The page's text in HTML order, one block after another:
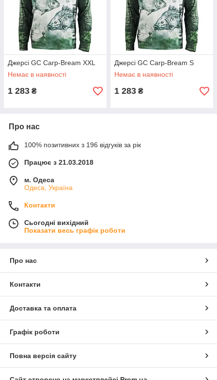
Джерсі GC Carp-Bream XXL
Немає в наявності
1 283 ₴
Джерсі GC Carp-Bream S
Немає в наявності
1 283 ₴
Про нас
100% позитивних з 196 відгуків за рік
Працює з 21.03.2018
м. Одеса
Одеса, Україна
Контакти
Сьогодні вихідний
Показати весь графік роботи
Про нас
Контакти
Доставка та оплата
Графік роботи
Повна версія сайту